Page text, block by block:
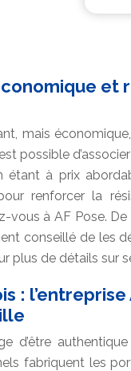
et
mais
possible
à prix
renforcer la
vous à AF Pose.
conseillé de les
plus de détails sur
:
d’être
fabriquent les